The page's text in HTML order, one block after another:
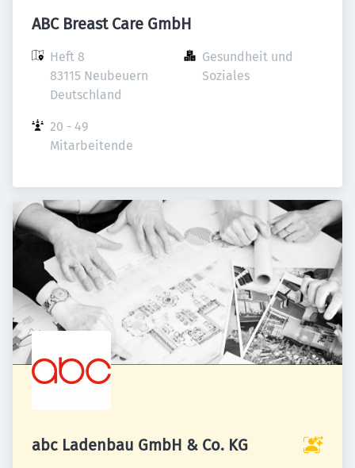
ABC Breast Care GmbH
Heft 8
83115 Neubeuern
Deutschland
Gesundheit und
Soziales
20 - 49
Mitarbeitende
abc Ladenbau GmbH & Co. KG